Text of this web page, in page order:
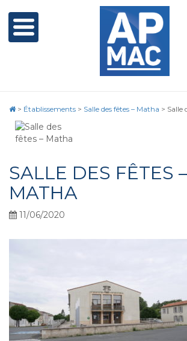
> Établissements > Salle des fêtes – Matha > Salle
SALLE DES FÊTES –
MATHA
11/06/2020